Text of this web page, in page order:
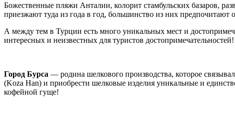
Божественные пляжи Анталии, колорит стамбульских базаров,
приезжают туда из года в год, большинство из них предпочитают
А между тем в Турции есть много уникальных мест и
интересных и неизвестных для туристов достопримечательностей!
Город Бурса — родина шелкового производства, которое
(Koza Han) и приобрести шелковые изделия уникальные и
кофейной гуще!